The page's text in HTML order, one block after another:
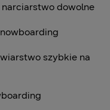
narciarstwo dowolne
szybkie na